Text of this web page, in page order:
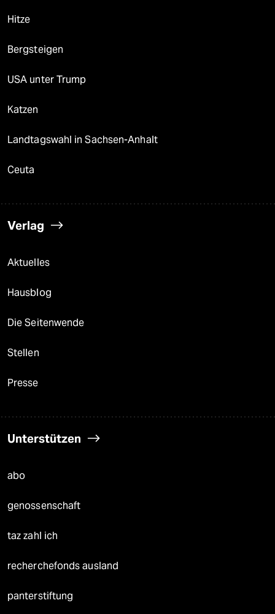
Hitze
Bergsteigen
USA unter Trump
Katzen
Landtagswahl in Sachsen-Anhalt
Ceuta
Verlag
Aktuelles
Hausblog
Die Seitenwende
Stellen
Presse
Unterstützen
abo
genossenschaft
taz zahl ich
recherchefonds ausland
panterstiftung